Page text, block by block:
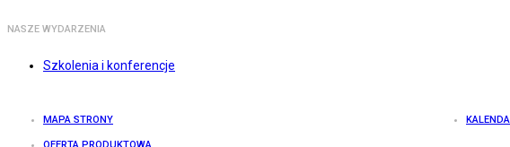
NASZE WYDARZENIA
Szkolenia i konferencje
MAPA STRONY